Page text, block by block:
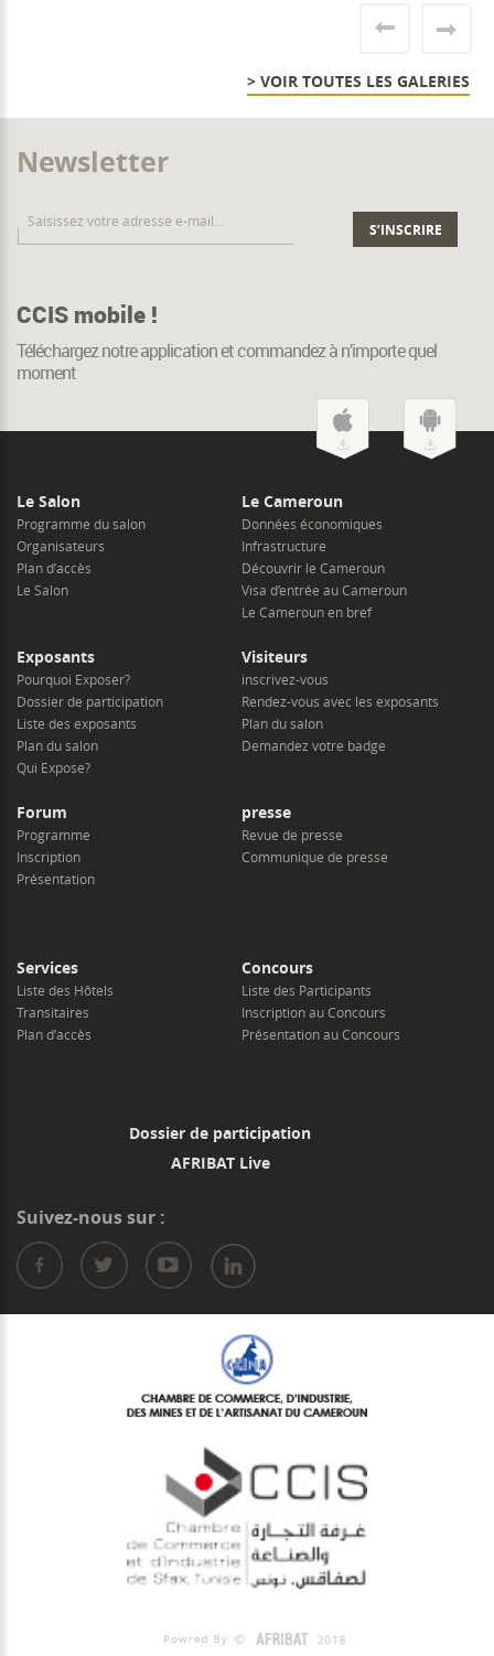
> VOIR TOUTES LES GALERIES
Newsletter
CCIS mobile !
Téléchargez notre application et commandez à n’importe quel
moment
Le Salon
Le Salon
Programme du salon
Organisateurs
Plan d’accès
Le Cameroun
Le Cameroun en bref
Données économiques
Infrastructure
Découvrir le Cameroun
Visa d’entrée au Cameroun
Exposants
Qui Expose?
Pourquoi Exposer?
Dossier de participation
Liste des exposants
Plan du salon
Visiteurs
Demandez votre badge
inscrivez-vous
Rendez-vous avec les exposants
Plan du salon
Forum
Présentation
Programme
Inscription
presse
Communique de presse
Revue de presse
Services
Plan d’accès
Liste des Hôtels
Transitaires
Concours
Présentation au Concours
Liste des Participants
Inscription au Concours
Dossier de participation
AFRIBAT Live
Suivez-nous sur :